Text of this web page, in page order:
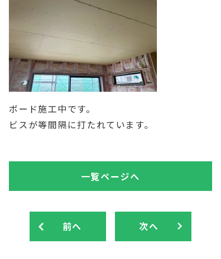
ボード施工中です。
ビスが等間隔に打たれています。
前へ
一覧ページへ
次へ